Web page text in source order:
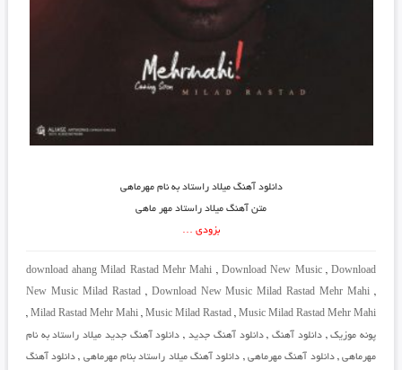
دانلود آهنگ میلاد راستاد به نام مهرماهی
متن آهنگ میلاد راستاد مهر ماهی
بزودی …
download ahang Milad Rastad Mehr Mahi , Download New Music,Download
New Music Milad Rastad, Download New Music Milad Rastad Mehr Mahi ,
Milad Rastad Mehr Mahi,Music Milad Rastad ,Music Milad Rastad Mehr Mahi
,
پونه موزیک,دانلود آهنگ,دانلود آهنگ جدید, دانلود آهنگ جدید میلاد راستاد به نام
مهرماهی,دانلود آهنگ مهرماهی , دانلود آهنگ میلاد راستاد بنام مهرماهی , دانلود آهنگ